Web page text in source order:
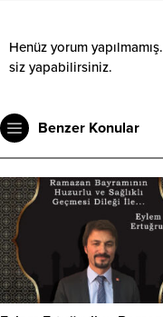
Henüz yorum
siz yapabilirsiniz.
Benzer Konular